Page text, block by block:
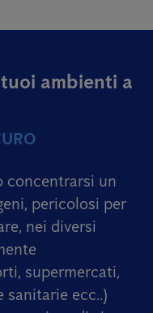
ambienti a
concentrarsi un
pericolosi per
nei diversi
supermercati,
ecc..)